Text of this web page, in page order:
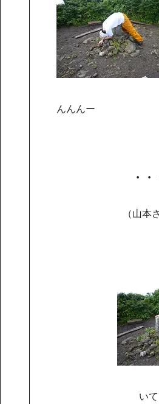
んん
・
（山本
い